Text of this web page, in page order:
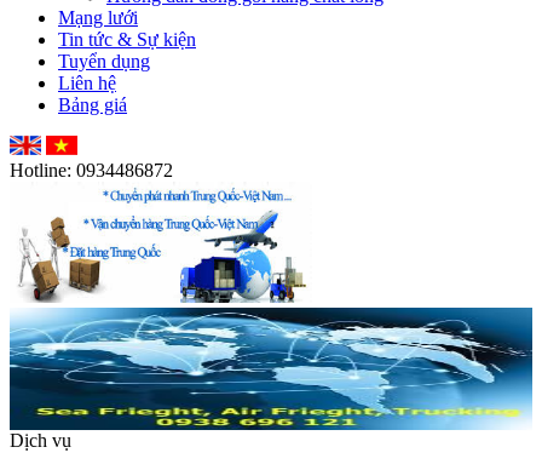
Mạng lưới
Tin tức & Sự kiện
Tuyển dụng
Liên hệ
Bảng giá
Hotline: 0934486872
Dịch vụ